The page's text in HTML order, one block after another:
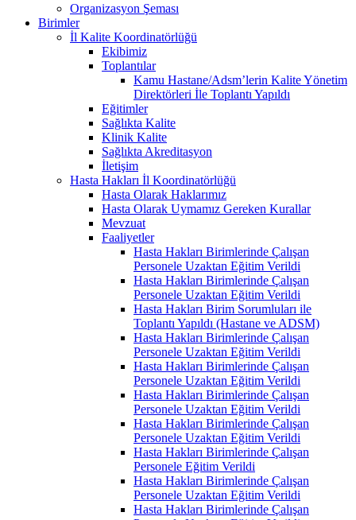
Organizasyon Şeması
Birimler
İl Kalite Koordinatörlüğü
Ekibimiz
Toplantılar
Kamu Hastane/Adsm’lerin Kalite Yönetim
Direktörleri İle Toplantı Yapıldı
Eğitimler
Sağlıkta Kalite
Klinik Kalite
Sağlıkta Akreditasyon
İletişim
Hasta Hakları İl Koordinatörlüğü
Hasta Olarak Haklarımız
Hasta Olarak Uymamız Gereken Kurallar
Mevzuat
Faaliyetler
Hasta Hakları Birimlerinde Çalışan
Personele Uzaktan Eğitim Verildi
Hasta Hakları Birimlerinde Çalışan
Personele Uzaktan Eğitim Verildi
Hasta Hakları Birim Sorumluları ile
Toplantı Yapıldı (Hastane ve ADSM)
Hasta Hakları Birimlerinde Çalışan
Personele Uzaktan Eğitim Verildi
Hasta Hakları Birimlerinde Çalışan
Personele Uzaktan Eğitim Verildi
Hasta Hakları Birimlerinde Çalışan
Personele Uzaktan Eğitim Verildi
Hasta Hakları Birimlerinde Çalışan
Personele Uzaktan Eğitim Verildi
Hasta Hakları Birimlerinde Çalışan
Personele Eğitim Verildi
Hasta Hakları Birimlerinde Çalışan
Personele Uzaktan Eğitim Verildi
Hasta Hakları Birimlerinde Çalışan